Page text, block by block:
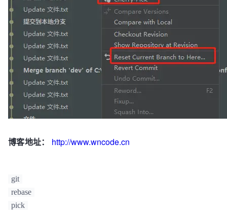
博客地址： http://www.wncode.cn
git
rebase
pick